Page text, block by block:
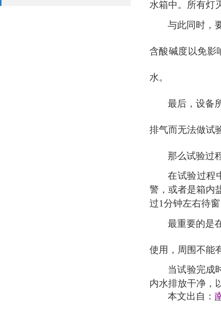
水箱中。所有灯
与此同时，
含酸碱度以免影
水。
最后，设备
排气而无法做试
那么试验过
在试验过程
警，或者是箱内
过1分钟左右待
最重要的是
使用，周围不能
当试验完成
内水排放干净，
本文出自：